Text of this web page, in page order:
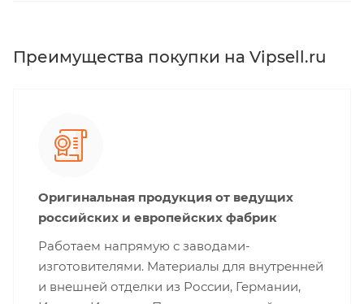
Преимущества покупки на Vipsell.ru
Оригинальная продукция от ведущих
российских и европейских фабрик
Работаем напрямую с заводами-
изготовителями. Материалы для внутренней
и внешней отделки из России, Германии,